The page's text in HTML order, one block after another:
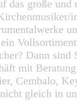
das große
Dann
mit
Cembalo,
gleich in